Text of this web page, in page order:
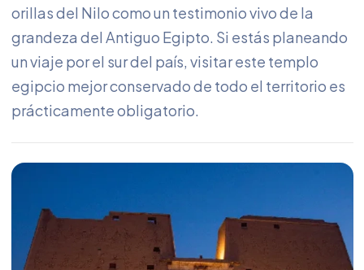
orillas del Nilo como un testimonio vivo de la
grandeza del Antiguo Egipto. Si estás planeando
un viaje por el sur del país, visitar este templo
egipcio mejor conservado de todo el territorio es
prácticamente obligatorio.